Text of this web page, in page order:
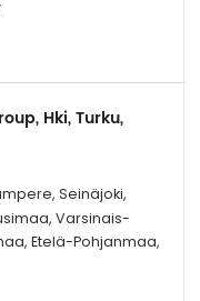
Hki, Turku,
Seinäjoki,
Varsinais-
Etelä-Pohjanmaa,